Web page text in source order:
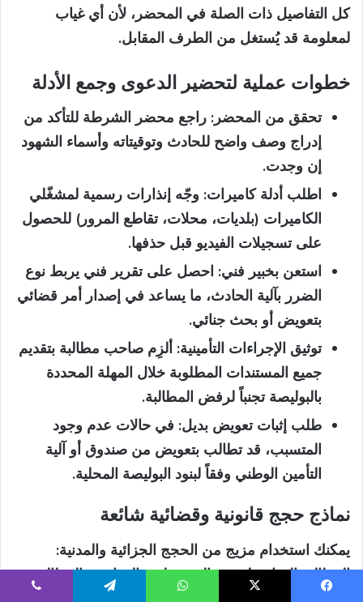
كل التفاصيل ذات الصلة في المحضر، لأن أي غياب
لمعلومة قد يُستغل من الطرف المقابل.
خطوات عملية لتحضير الدعوى وجمع الأدلة
تحقق من المحضر: راجع محضر الشرطة للتأكد من
إدراج وصف واضح للحادث وتوقيتاته وأسماء الشهود
إن وجدت.
اطلب أدلة كاميرات: وجّه إنذارات رسمية لمشغّلي
الكاميرات (بلديات، محلات، تقاطع المرور) للحصول
على تسجيلات الفيديو قبل حذفها.
استعن بخبير فني: احصل على تقرير فني يربط نوع
الضرر بآلية الحادث، ما يساعد في إصدار أمر قضائي
بتعويض أو بحث جنائي.
توثيق الإجراءات التأمينية: ألزِم صاحب مطالبة بتقديم
جميع المستندات المطلوبة خلال المهلة المحددة
بالبوليصة تجنباً لرفض المطالبة.
طلب إثبات تعويض بديل: في حالات عدم وجود
المتسبب، قد تطالب بتعويض من صندوق أو آلية
التأمين الوطني وفقاً لبنود البوليصة المحلية.
نماذج حجج قانونية وقضائية شائعة
يمكنك استخدام مزيج من الحجج الجزائية والمدنية:
المطالبة الجنائية لتحديد المسؤولية والعقاب، والمطالبة